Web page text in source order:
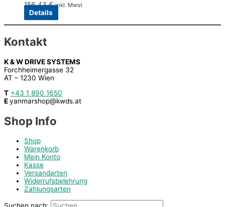
156,43€ inkl. Mwst
Details
Kontakt
K & W DRIVE SYSTEMS
Forchheimergasse 32
AT – 1230 Wien
T +43 1 890 1650
Eyanmarshop@kwds.at
Shop Info
Shop
Warenkorb
Mein Konto
Kasse
Versandarten
Widerrufsbelehrung
Zahlungsarten